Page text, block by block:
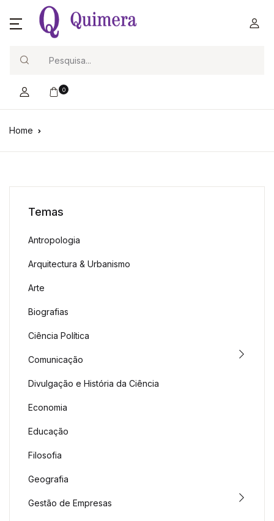
0
Home
Temas
Antropologia
Arquitectura & Urbanismo
Arte
Biografias
Ciência Política
Comunicação
Divulgação e História da Ciência
Economia
Educação
Filosofia
Geografia
Gestão de Empresas